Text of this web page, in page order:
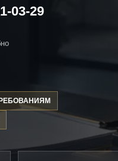
03-29